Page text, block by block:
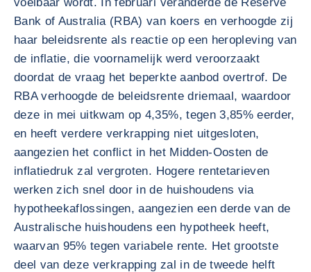
Bank of Australia (RBA) van koers en verhoogde zij
haar beleidsrente als reactie op een heropleving van
de inflatie, die voornamelijk werd veroorzaakt
doordat de vraag het beperkte aanbod overtrof. De
RBA verhoogde de beleidsrente driemaal, waardoor
deze in mei uitkwam op 4,35%, tegen 3,85% eerder,
en heeft verdere verkrapping niet uitgesloten,
aangezien het conflict in het Midden-Oosten de
inflatiedruk zal vergroten. Hogere rentetarieven
werken zich snel door in de huishoudens via
hypotheekaflossingen, aangezien een derde van de
Australische huishoudens een hypotheek heeft,
waarvan 95% tegen variabele rente. Het grootste
deel van deze verkrapping zal in de tweede helft